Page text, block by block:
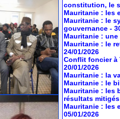
constitution, le
Mauritanie : les
Mauritanie : le
gouvernance -
Mauritanie :
Mauritanie : le
24/01/2026
Conflit foncier à
20/01/2026
Mauritanie : la
Mauritanie : le
Mauritanie : les
résultats
Mauritanie : les
05/01/2026